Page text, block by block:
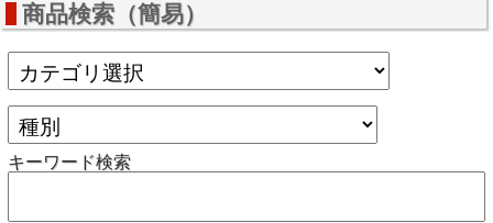
商品検索（簡易）
キーワード検索